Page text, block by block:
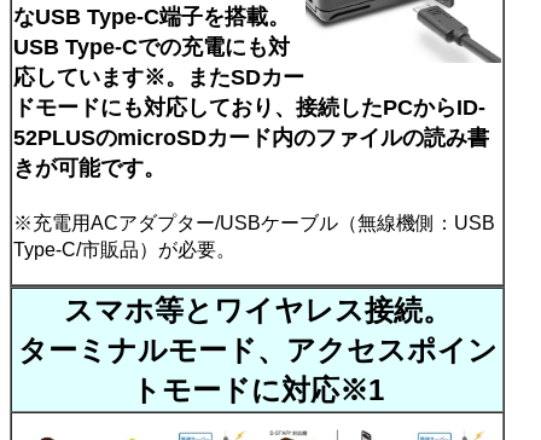
なUSB Type-C端子を搭載。
USB Type-Cでの充電にも対
応しています※。またSDカー
ドモードにも対応しており、接続したPCからID-
52PLUSのmicroSDカード内のファイルの読み書
きが可能です。
※充電用ACアダプター/USBケーブル（無線機側：USB
Type-C/市販品）が必要。
スマホ等とワイヤレス接続。
ターミナルモード、アクセスポイン
トモードに対応※1